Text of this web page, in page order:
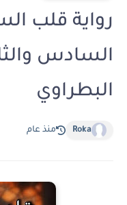
رواية قلب
البطراوي
Roka منذ عام